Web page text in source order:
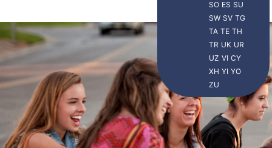
SO ES SU
SW SV TG
TA TE TH
TR UK UR
UZ VI CY
XH YI YO
ZU
Viajero Xplora